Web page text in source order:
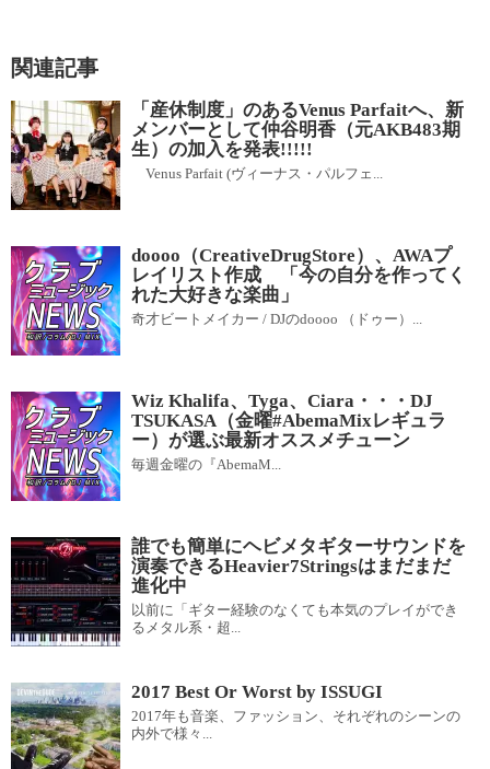
関連記事
「産休制度」のあるVenus Parfaitへ、新
メンバーとして仲谷明香（元AKB483期
生）の加入を発表!!!!!
Venus Parfait (ヴィーナス・パルフェ...
doooo（CreativeDrugStore）、AWAプ
レイリスト作成 「今の自分を作ってく
れた大好きな楽曲」
奇才ビートメイカー / DJのdoooo （ドゥー）...
Wiz Khalifa、Tyga、Ciara・・・DJ
TSUKASA（金曜#AbemaMixレギュラ
ー）が選ぶ最新オススメチューン
毎週金曜の『AbemaM...
誰でも簡単にヘビメタギターサウンドを
演奏できるHeavier7Stringsはまだまだ
進化中
以前に「ギター経験のなくても本気のプレイができ
るメタル系・超...
2017 Best Or Worst by ISSUGI
2017年も音楽、ファッション、それぞれのシーンの
内外で様々...